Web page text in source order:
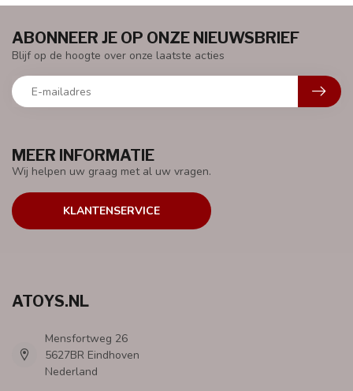
MEER INFORMATIE
Wij helpen uw graag met al uw vragen.
KLANTENSERVICE
ABONNEER JE OP ONZE NIEUWSBRIEF
Blijf op de hoogte over onze laatste acties
ATOYS.NL
Mensfortweg 26
5627BR Eindhoven
Nederland